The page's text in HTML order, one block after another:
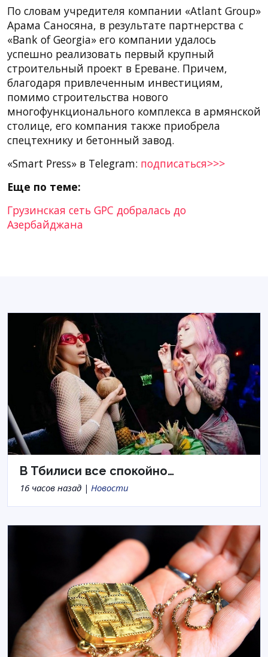
По словам учредителя компании «Atlant Group»
Арама Саносяна, в результате партнерства с
«Bank of Georgia» его компании удалось
успешно реализовать первый крупный
строительный проект в Ереване. Причем,
благодаря привлеченным инвестициям,
помимо строительства нового
многофункционального комплекса в армянской
столице, его компания также приобрела
спецтехнику и бетонный завод.
«Smart Press» в Telegram: подписаться>>>
Еще по теме:
Грузинская сеть GPC добралась до
Азербайджана
В Тбилиси все спокойно…
16 часов назад | Новости